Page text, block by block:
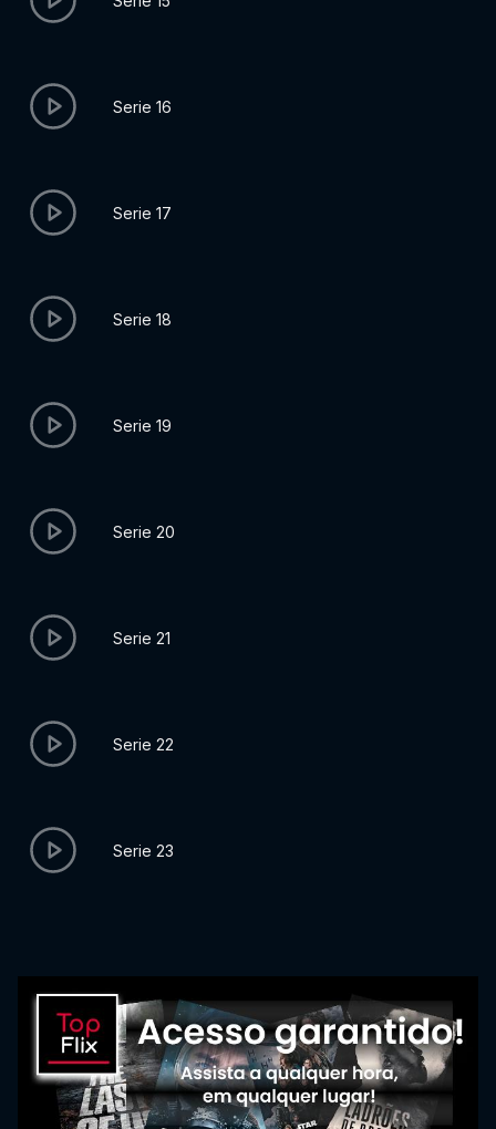
Serie 16
Serie 17
Serie 18
Serie 19
Serie 20
Serie 21
Serie 22
Serie 23